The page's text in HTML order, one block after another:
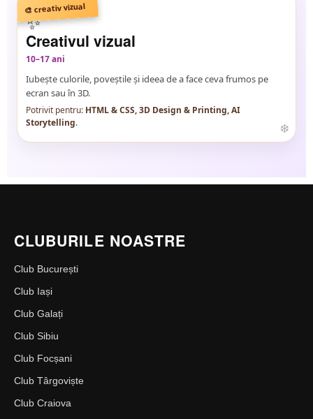
🎨 creativ vizual
✨
Creativul vizual
10–17 ani
Iubește culorile, poveștile și ideea de a face ceva frumos pe
ecran sau în 3D.
Potrivit pentru: HTML & CSS, 3D Design & Printing, AI
Storytelling.
CLUBURILE NOASTRE
Club București
Club Iași
Club Galați
Club Sibiu
Club Focșani
Club Târgoviște
Club Craiova